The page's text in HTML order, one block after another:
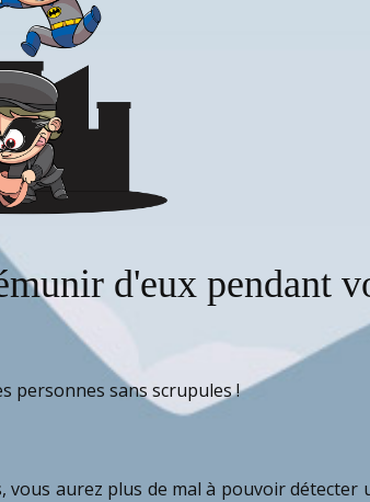
d'eux pendant
personnes sans scrupules !
vous aurez plus de mal à pouvoir détecter